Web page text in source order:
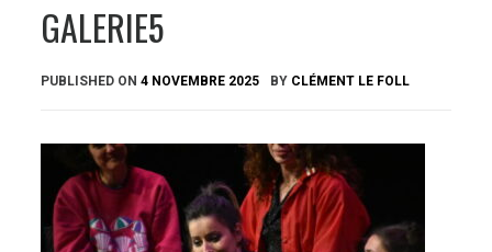
GALERIE5
PUBLISHED ON4 NOVEMBRE 2025 BY CLÉMENT LE FOLL